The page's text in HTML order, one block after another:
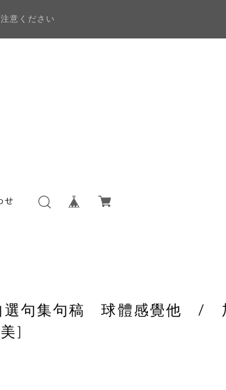
意ください
せ
選句集句稿 球體感覺他 /
]